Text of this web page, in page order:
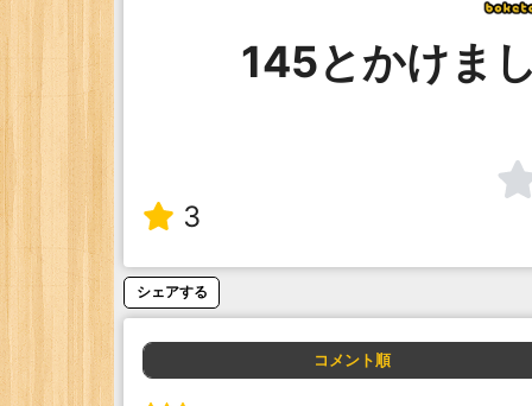
145とかけま
3
シェアする
コメント順